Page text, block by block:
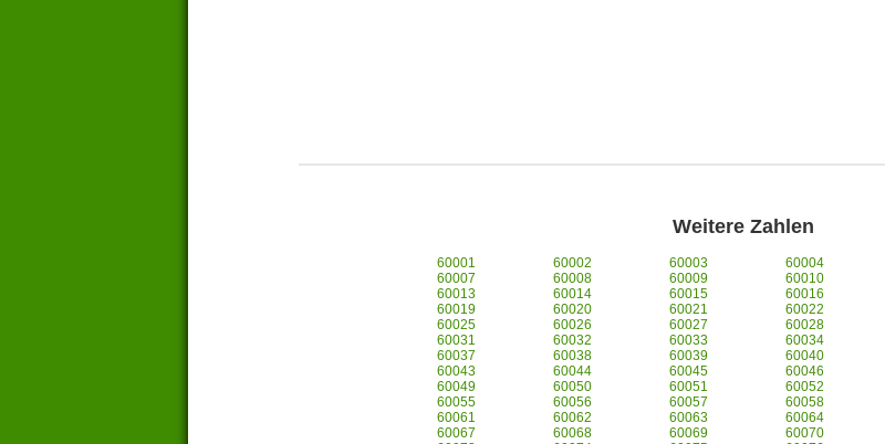
Weitere Zahlen
60001 60002 60003 60004
60007
60008 60009 60010
60013
60014 60015 60016
60019
60020 60021 60022
60025
60026 60027 60028
60031
60032 60033 60034
60037
60038 60039 60040
60043
60044 60045 60046
60049
60050 60051 60052
60055
60056 60057 60058
60061
60062 60063 60064
60067
60068 60069 60070